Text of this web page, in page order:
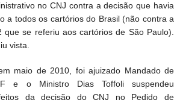
no CNJ contra a decisão que havia
a todos os cartórios do Brasil (não contra a
que se referiu aos cartórios de São Paulo).
vista.
maio de 2010, foi ajuizado Mandado de
e o Ministro Dias Toffoli suspendeu
da decisão do CNJ no Pedido de